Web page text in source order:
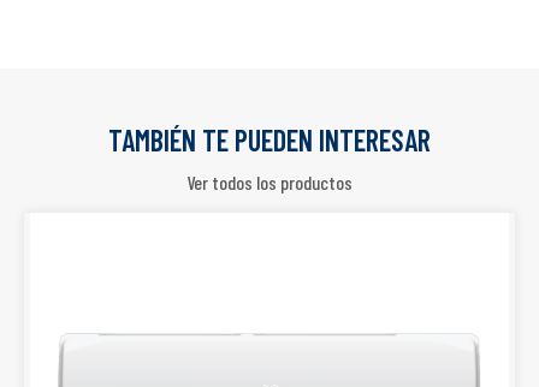
TAMBIÉN TE PUEDEN INTERESAR
Ver todos los productos